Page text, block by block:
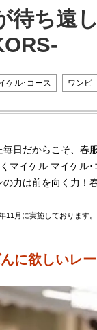
待ち遠
ケル･コース ワンピ
毎日だからこそ、春
マイケル マイケル
の力は前を向く力！
11月に実施しております。
に欲しいレ